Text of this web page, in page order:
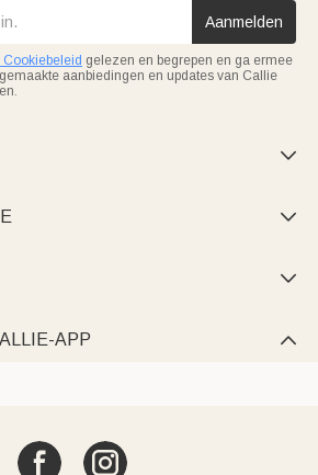
Aanmelden
Cookiebeleid gelezen en begrepen en ga ermee
aanbiedingen en updates van Callie



APP 